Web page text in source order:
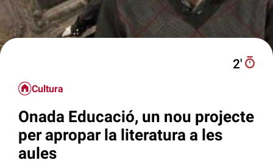
2′
Cultura
Onada Educació, un nou projecte
per apropar la literatura a les
aules